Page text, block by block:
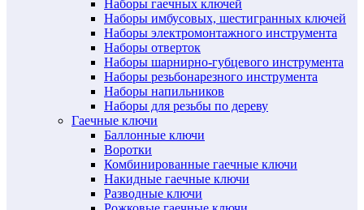
Наборы гаечных ключей
Наборы имбусовых, шестигранных ключей
Наборы электромонтажного инструмента
Наборы отверток
Наборы шарнирно-губцевого инструмента
Наборы резьбонарезного инструмента
Наборы напильников
Наборы для резьбы по дереву
Гаечные ключи
Баллонные ключи
Воротки
Комбинированные гаечные ключи
Накидные гаечные ключи
Разводные ключи